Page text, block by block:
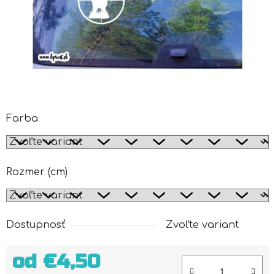
Farba
Rozmer (cm)
Dostupnosť Zvoľte variant
od €4,50